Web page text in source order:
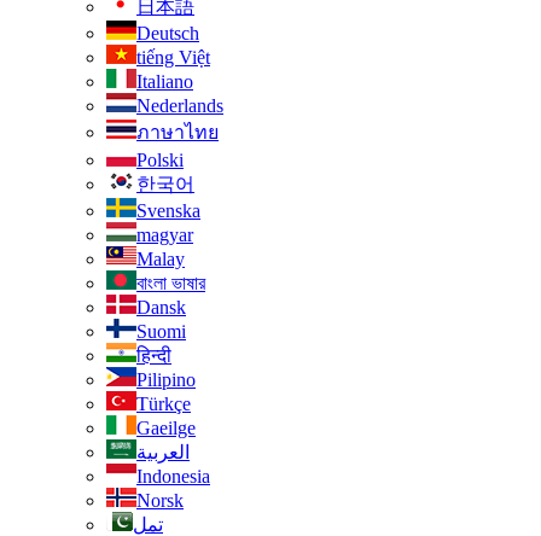
日本語
Deutsch
tiếng Việt
Italiano
Nederlands
ภาษาไทย
Polski
한국어
Svenska
magyar
Malay
বাংলা ভাষার
Dansk
Suomi
हिन्दी
Pilipino
Türkçe
Gaeilge
العربية
Indonesia
Norsk‎
تمل